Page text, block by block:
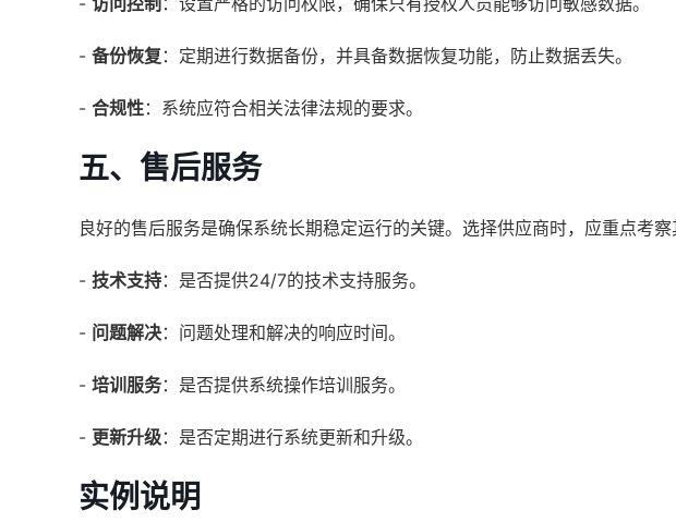
- 备份恢复 ：定期进行数据备份，并具备数据恢复功能，防止数据丢失。
- 合规性：系统应符合相关法律法规的要求。
五、售后服务
良好的售后服务是确保系统长期稳定运行的关键。选择供应商时，应重点考察
- 技术支持：是否提供24/7的技术支持服务。
- 问题解决：问题处理和解决的响应时间。
- 培训服务：是否提供系统操作培训服务。
- 更新升级：是否定期进行系统更新和升级。
实例说明